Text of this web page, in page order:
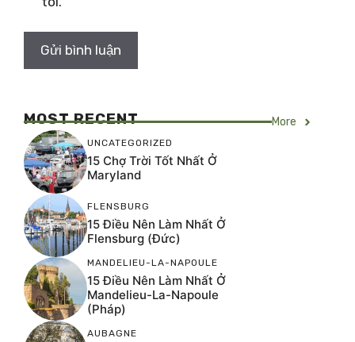
MOST RECENT More
UNCATEGORIZED
15 Chợ Trời Tốt Nhất Ở
Maryland
FLENSBURG
15 Điều Nên Làm Nhất Ở
Flensburg (Đức)
MANDELIEU-LA-NAPOULE
15 Điều Nên Làm Nhất Ở
Mandelieu-La-Napoule
(Pháp)
AUBAGNE